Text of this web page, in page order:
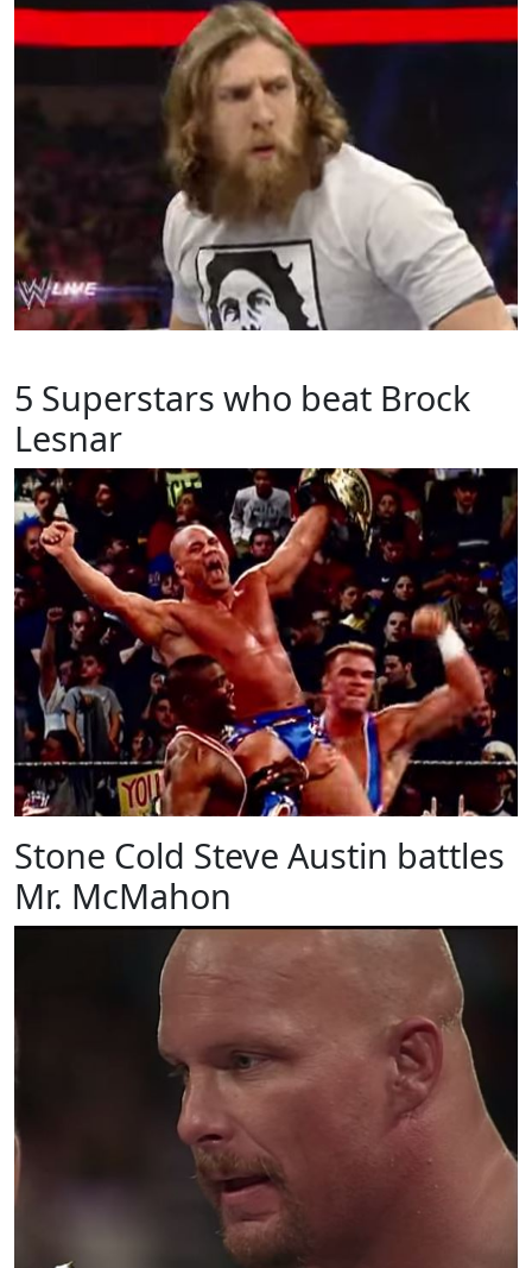
5 Superstars who beat Brock
Lesnar
Stone Cold Steve Austin battles
Mr. McMahon